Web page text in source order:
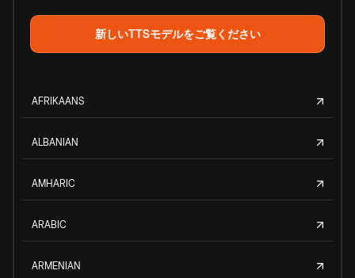
新しいTTSモデルをご覧ください
AFRIKAANS
ALBANIAN
AMHARIC
ARABIC
ARMENIAN